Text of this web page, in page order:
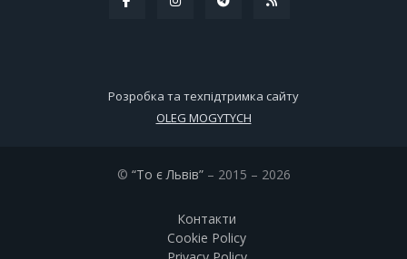
Розробка та техпідтримка сайту
OLEG MOGYTYCH
© “То є Львів”– 2015 – 2026
Контакти
Cookie Policy